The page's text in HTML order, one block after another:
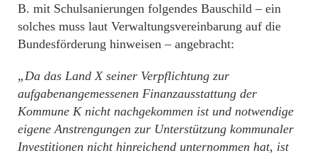
B. mit Schulsanierungen folgendes Bauschild – ein
solches muss laut Verwaltungsvereinbarung auf die
Bundesförderung hinweisen – angebracht:
„Da das Land X seiner Verpflichtung zur
aufgabenangemessenen Finanzausstattung der
Kommune K nicht nachgekommen ist und notwendige
eigene Anstrengungen zur Unterstützung kommunaler
Investitionen nicht hinreichend unternommen hat, ist